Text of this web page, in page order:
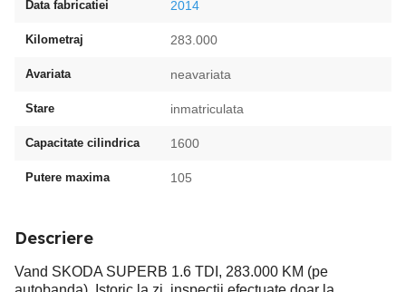
Data fabricatiei 2014
Kilometraj 283.000
Avariata neavariata
Stare inmatriculata
Capacitate cilindrica 1600
Putere maxima 105
Descriere
Vand SKODA SUPERB 1.6 TDI, 283.000 KM (pe